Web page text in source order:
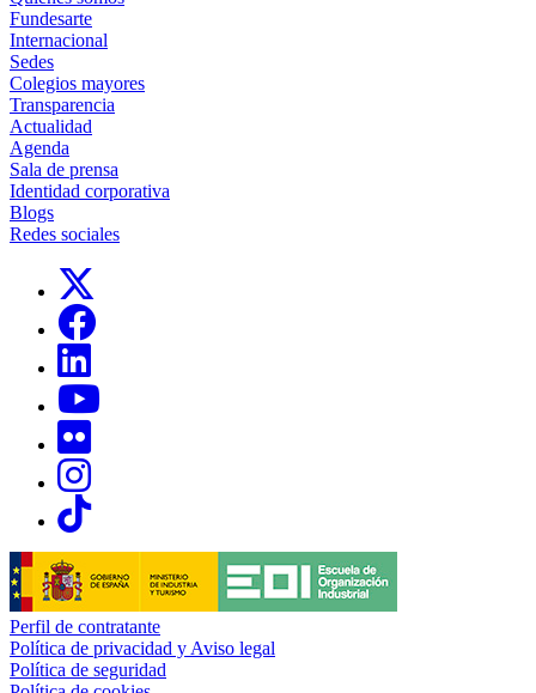
Fundesarte
Internacional
Sedes
Colegios mayores
Transparencia
Actualidad
Agenda
Sala de prensa
Identidad corporativa
Blogs
Redes sociales
Links, Opens in this window
Links, Opens in this window
Links, Opens in this window
Links, Opens in this window
Links, Opens in this window
Perfil de contratante
Política de privacidad y Aviso legal
Política de seguridad